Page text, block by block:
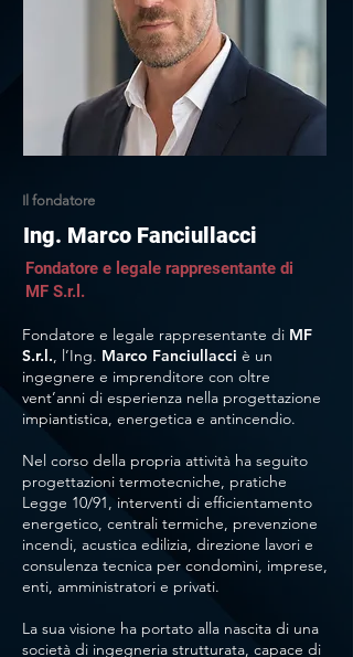
Il fondatore
Ing. Marco Fanciullacci
Fondatore e legale rappresentante di
MF S.r.l.
Fondatore e legale rappresentante di MF
S.r.l., l’Ing. Marco Fanciullacci è un
ingegnere e imprenditore con oltre
vent’anni di esperienza nella progettazione
impiantistica, energetica e antincendio.
Nel corso della propria attività ha seguito
progettazioni termotecniche, pratiche
Legge 10/91, interventi di efficientamento
energetico, centrali termiche, prevenzione
incendi, acustica edilizia, direzione lavori e
consulenza tecnica per condomìni, imprese,
enti, amministratori e privati.
La sua visione ha portato alla nascita di una
società di ingegneria strutturata, capace di